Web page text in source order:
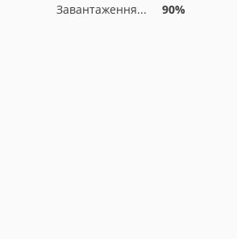
Завантаження... 90%